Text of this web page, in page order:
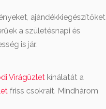
ajándékkiegészítőket
a születésnapi és
is jár.
Virágüzlet kínálatát a
friss csokrait. Mindhárom